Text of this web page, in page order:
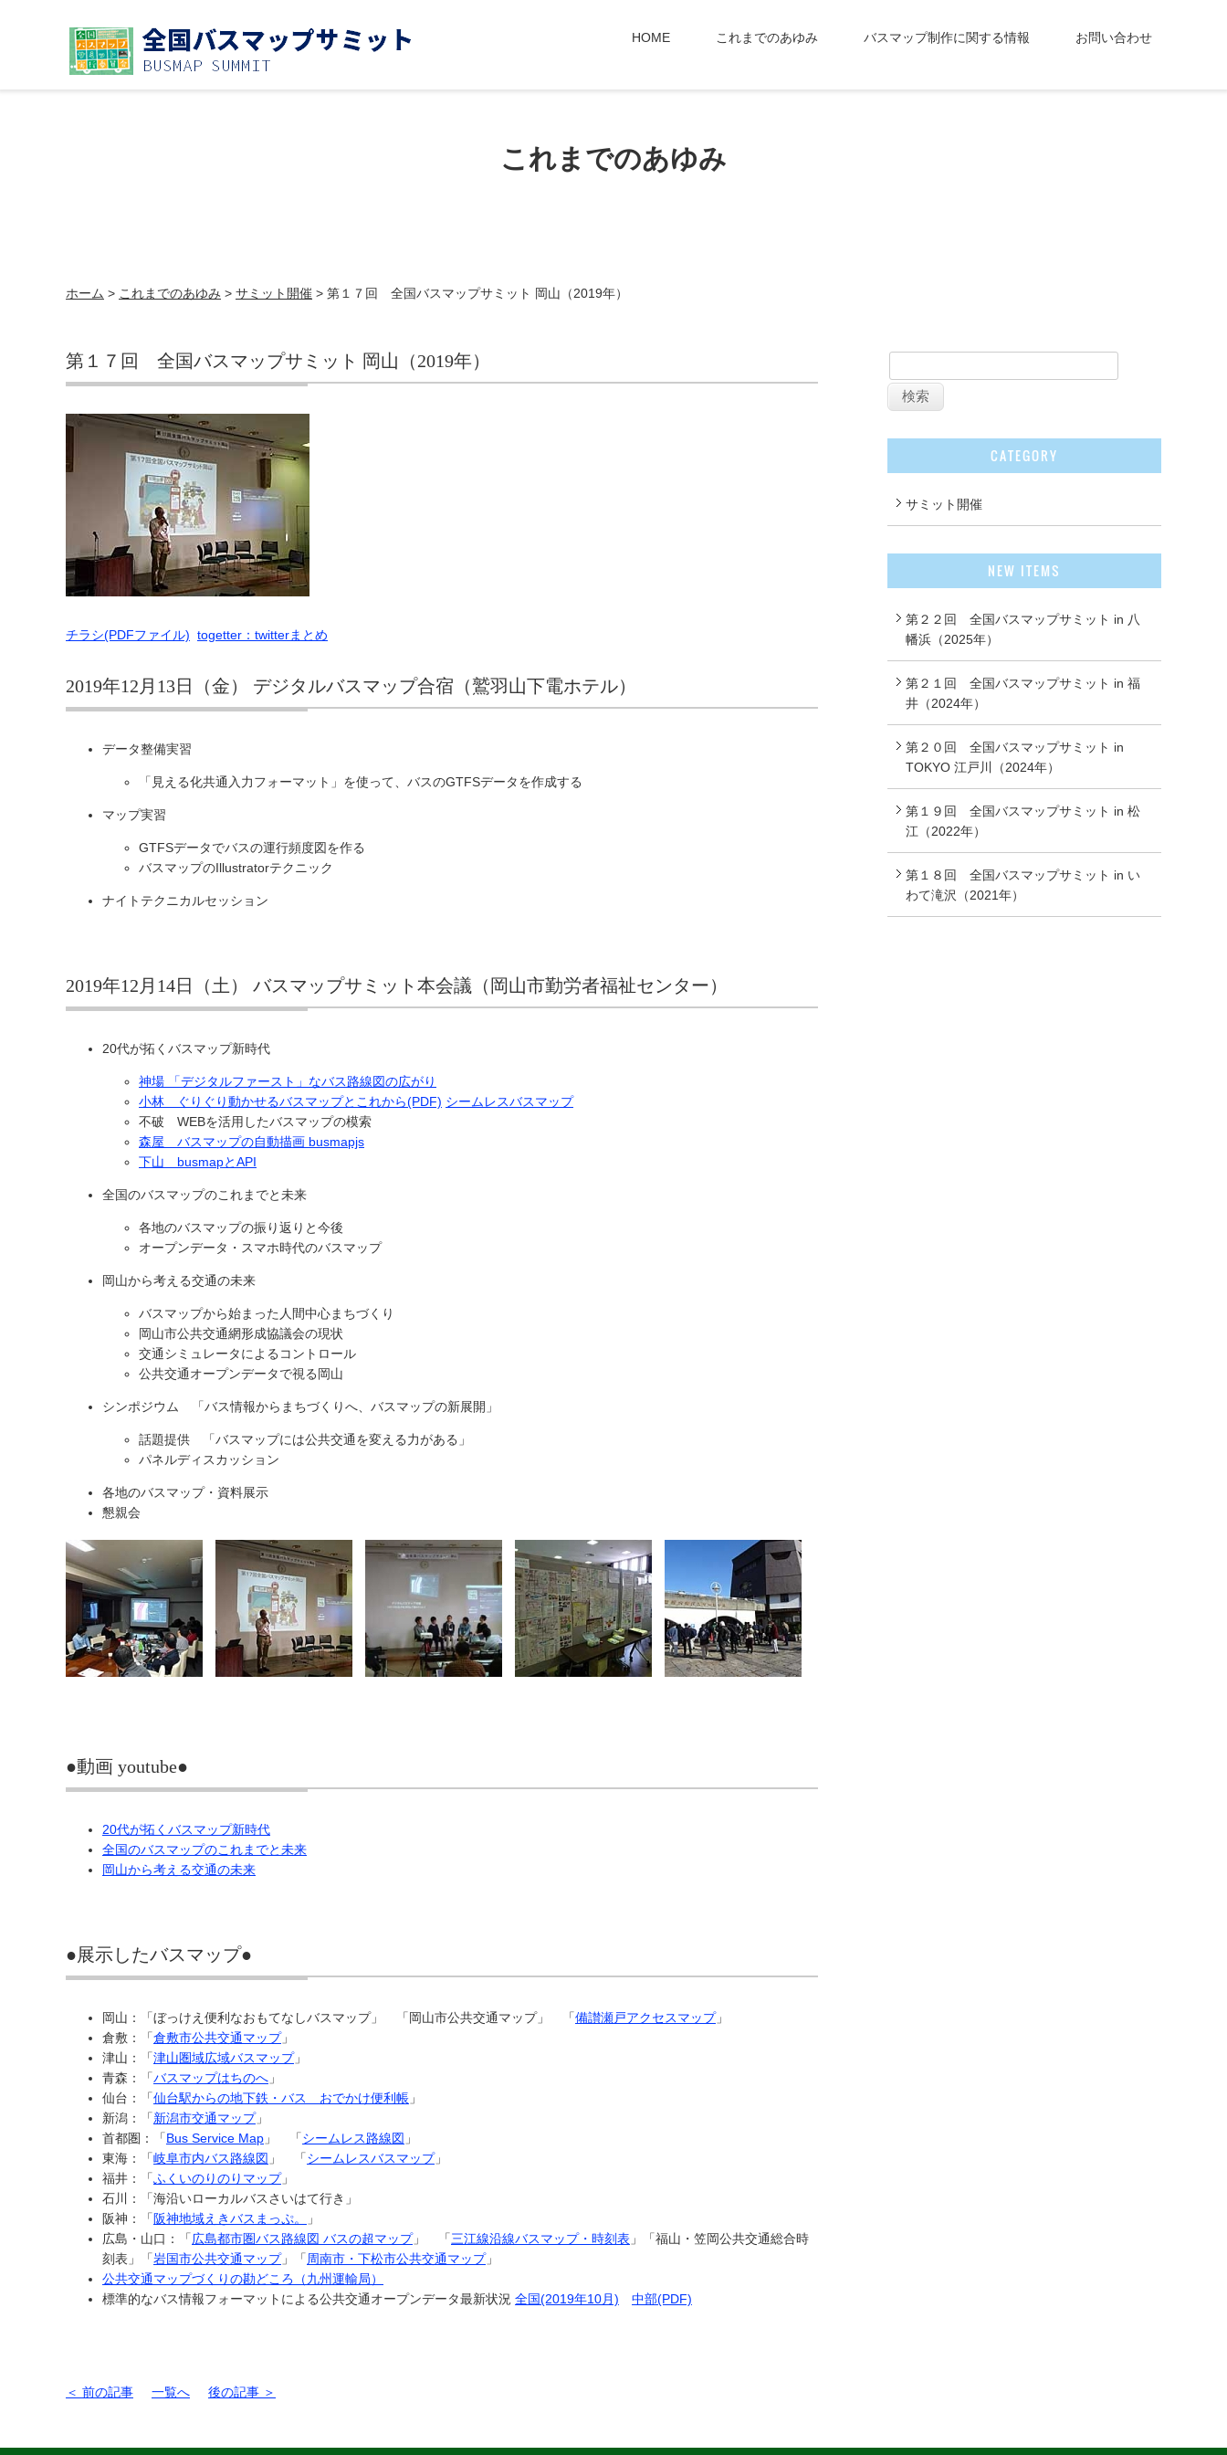
HOME これまでのあゆみ バスマップ制作に関する情報 お問い合わせ
これまでのあゆみ
ホーム > これまでのあゆみ > サミット開催 > 第１７回 全国バスマップサミット 岡山（2019年）
第１７回 全国バスマップサミット 岡山（2019年）
チラシ(PDFファイル) togetter：twitterまとめ
2019年12月13日（金） デジタルバスマップ合宿（鷲羽山下電ホテル）
データ整備実習
「見える化共通入力フォーマット」を使って、バスのGTFSデータを作成する
マップ実習
GTFSデータでバスの運行頻度図を作る
バスマップのIllustratorテクニック
ナイトテクニカルセッション
2019年12月14日（土） バスマップサミット本会議（岡山市勤労者福祉センター）
20代が拓くバスマップ新時代
神場 「デジタルファースト」なバス路線図の広がり
小林 ぐりぐり動かせるバスマップとこれから(PDF) シームレスバスマップ
不破 WEBを活用したバスマップの模索
森屋 バスマップの自動描画 busmapjs
下山 busmapとAPI
全国のバスマップのこれまでと未来
各地のバスマップの振り返りと今後
オープンデータ・スマホ時代のバスマップ
岡山から考える交通の未来
バスマップから始まった人間中心まちづくり
岡山市公共交通網形成協議会の現状
交通シミュレータによるコントロール
公共交通オープンデータで視る岡山
シンポジウム 「バス情報からまちづくりへ、バスマップの新展開」
話題提供 「バスマップには公共交通を変える力がある」
パネルディスカッション
各地のバスマップ・資料展示
懇親会
●動画 youtube●
20代が拓くバスマップ新時代
全国のバスマップのこれまでと未来
岡山から考える交通の未来
●展示したバスマップ●
岡山：「ぼっけえ便利なおもてなしバスマップ」 「岡山市公共交通マップ」 「備讃瀬戸アクセスマップ」
倉敷：「倉敷市公共交通マップ」
津山：「津山圏域広域バスマップ」
青森：「バスマップはちのへ 」
仙台：「仙台駅からの地下鉄・バス おでかけ便利帳 」
新潟：「新潟市交通マップ」
首都圏：「Bus Service Map 」 「シームレス路線図 」
東海：「岐阜市内バス路線図 」 「シームレスバスマップ」
福井：「ふくいのりのりマップ」
石川：「海沿いローカルバスさいはて行き」
阪神：「 阪神地域えきバスまっぷ。
」
広島・山口：「広島都市圏バス路線図 バスの超マップ」 「三江線沿線バスマップ・時刻表 」「福山・笠岡公共交通総合時
刻表」「岩国市公共交通マップ」「 周南市・下松市公共交通マップ」
公共交通マップづくりの勘どころ（九州運輸局）
標準的なバス情報フォーマットによる公共交通オープンデータ最新状況 全国(2019年10月) 中部(PDF)
＜ 前の記事 一覧へ 後の記事 ＞
CATEGORY
サミット開催
NEW ITEMS
第２２回 全国バスマップサミット in 八
幡浜（2025年）
第２１回 全国バスマップサミット in 福
井（2024年）
第２０回 全国バスマップサミット in
TOKYO 江戸川（2024年）
第１９回 全国バスマップサミット in 松
江（2022年）
第１８回 全国バスマップサミット in い
わて滝沢（2021年）